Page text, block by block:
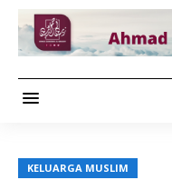
KELUARGA MUSLIM